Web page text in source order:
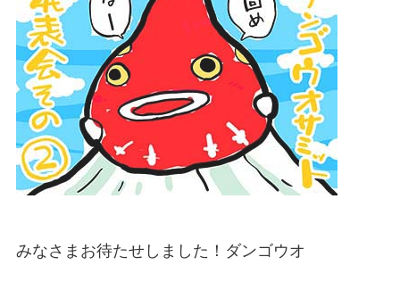
みなさまお待たせしました！ダンゴウオ